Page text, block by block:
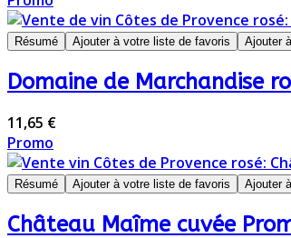
Résumé Ajouter à votre liste de favoris Ajouter
Domaine de Marchandise
11,65 €
Promo
Résumé Ajouter à votre liste de favoris Ajouter
Château Maîme cuvée